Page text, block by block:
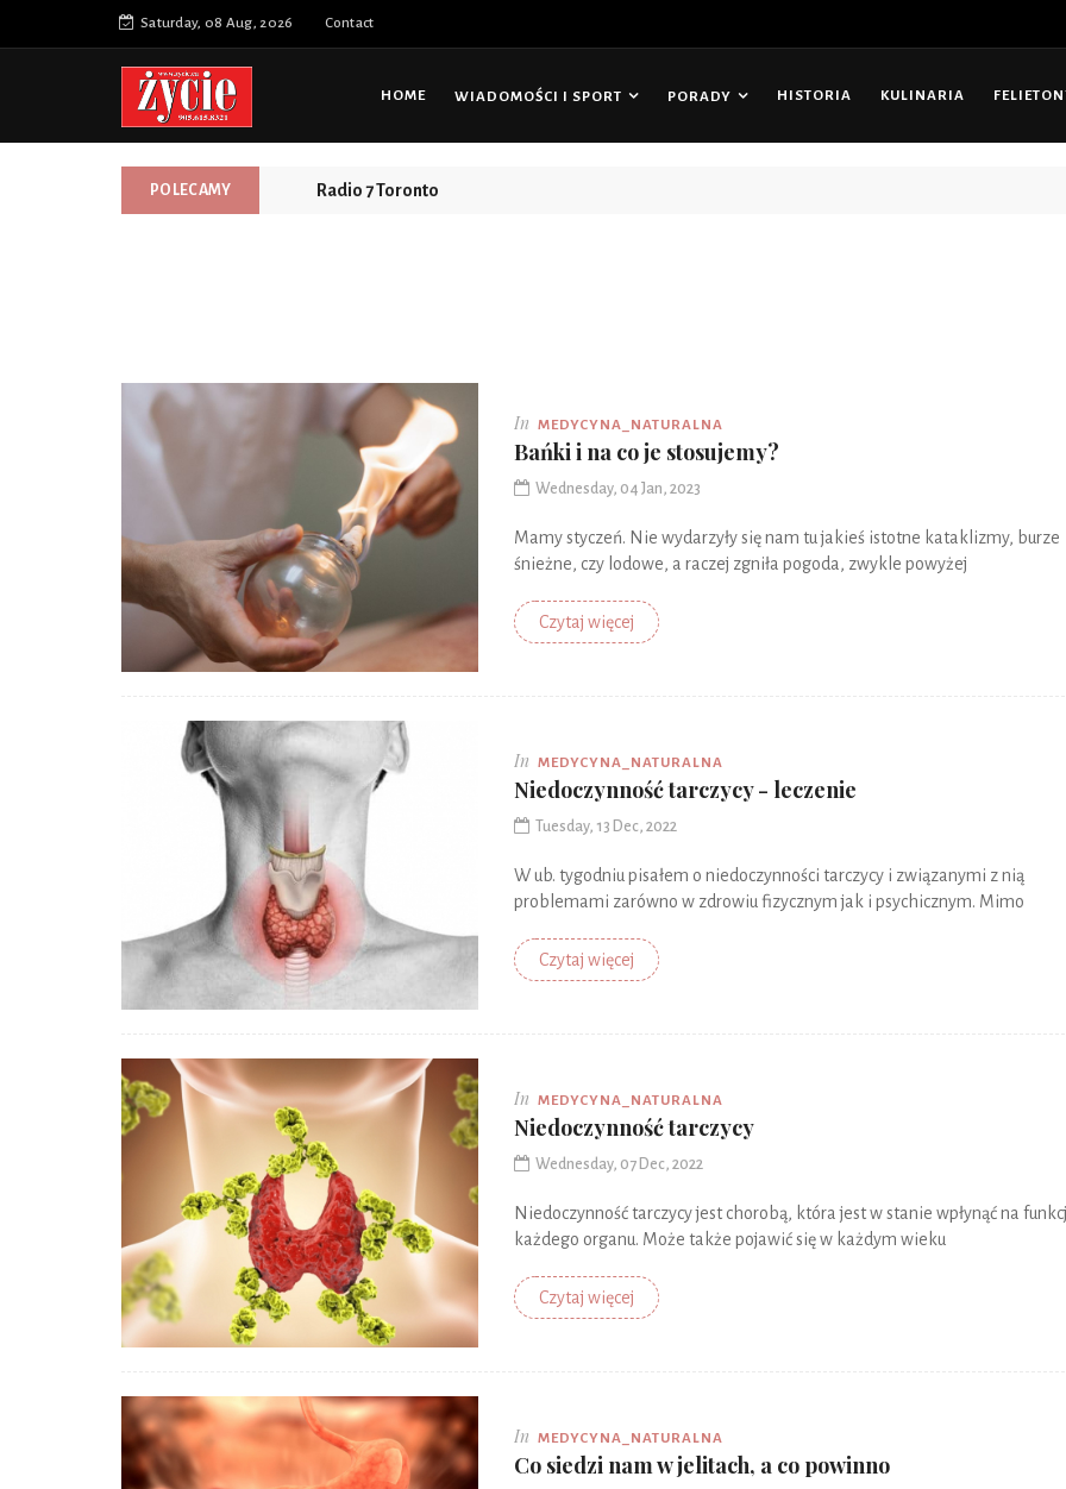
Saturday, 08 Aug, 2026 Contact
HOME WIADOMOŚCI I SPORT PORADY HISTORIA KULINARIA
POLECAMY Radio 7 Toronto
Prosty, bezpieczny i przystępny cenowo odbiornik Radia 7 Toronto
In MEDYCYNA_NATURALNA
Bańki i na co je stosujemy?
Wednesday, 04 Jan, 2023
Mamy styczeń. Nie wydarzyły się nam tu jakieś istotne kataklizmy, burze
śnieżne, czy lodowe, a raczej zgniła pogoda, zwykle powyżej
Czytaj więcej
In MEDYCYNA_NATURALNA
Niedoczynność tarczycy - leczenie
Tuesday, 13 Dec, 2022
W ub. tygodniu pisałem o niedoczynności tarczycy i związanymi z nią
problemami zarówno w zdrowiu fizycznym jak i psychicznym. Mimo
Czytaj więcej
In MEDYCYNA_NATURALNA
Niedoczynność tarczycy
Wednesday, 07 Dec, 2022
Niedoczynność tarczycy jest chorobą, która jest w stanie wpłynąć na
każdego organu. Może także pojawić się w każdym wieku
Czytaj więcej
In MEDYCYNA_NATURALNA
Co siedzi nam w jelitach, a co powinno